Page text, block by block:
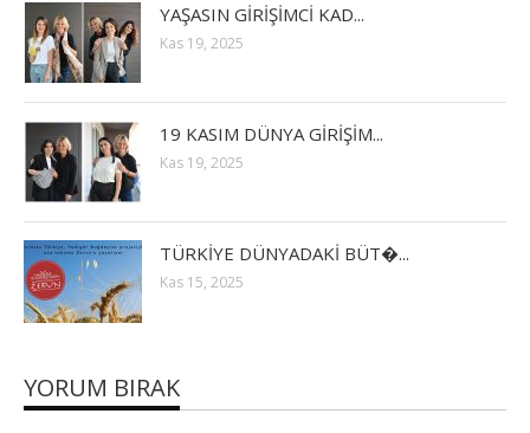
YAŞASIN GİRİŞİMCİ KAD...
Kas 19, 2025
19 KASIM DÜNYA GİRİŞİM...
Kas 19, 2025
TÜRKİYE DÜNYADAKİ BÜT�...
Kas 15, 2025
YORUM BIRAK